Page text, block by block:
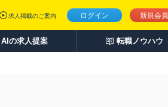
ログイン 新規会
求人掲載のご案内
AIの求人提案 転職ノウハウ